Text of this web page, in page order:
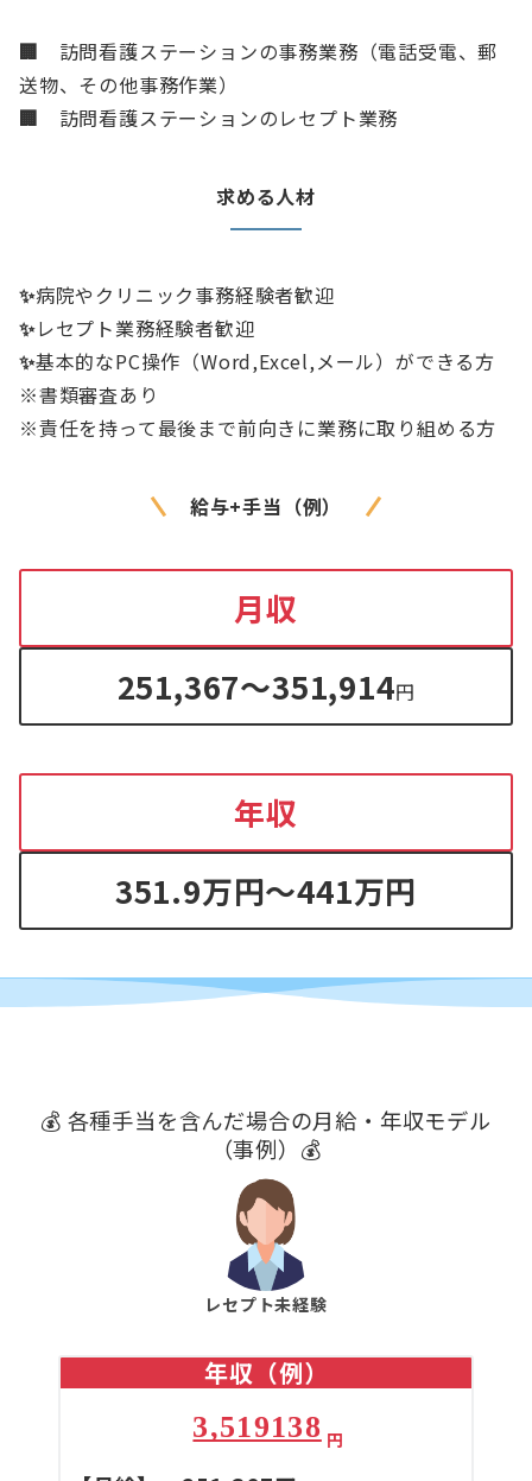
🏢 訪問看護ステーションの事務業務（電話受電、郵
送物、その他事務作業）
🏢 訪問看護ステーションのレセプト業務
求める人材
✨病院やクリニック事務経験者歓迎
✨レセプト業務経験者歓迎
✨基本的なPC操作（Word,Excel,メール）ができる方
※書類審査あり
※責任を持って最後まで前向きに業務に取り組める方
給与+手当（例）
月収
251,367～351,914円
年収
351.9万円～441万円
💰 各種手当を含んだ場合の月給・年収モデル
（事例）💰
レセプト未経験
年収（例）
3,519138 円